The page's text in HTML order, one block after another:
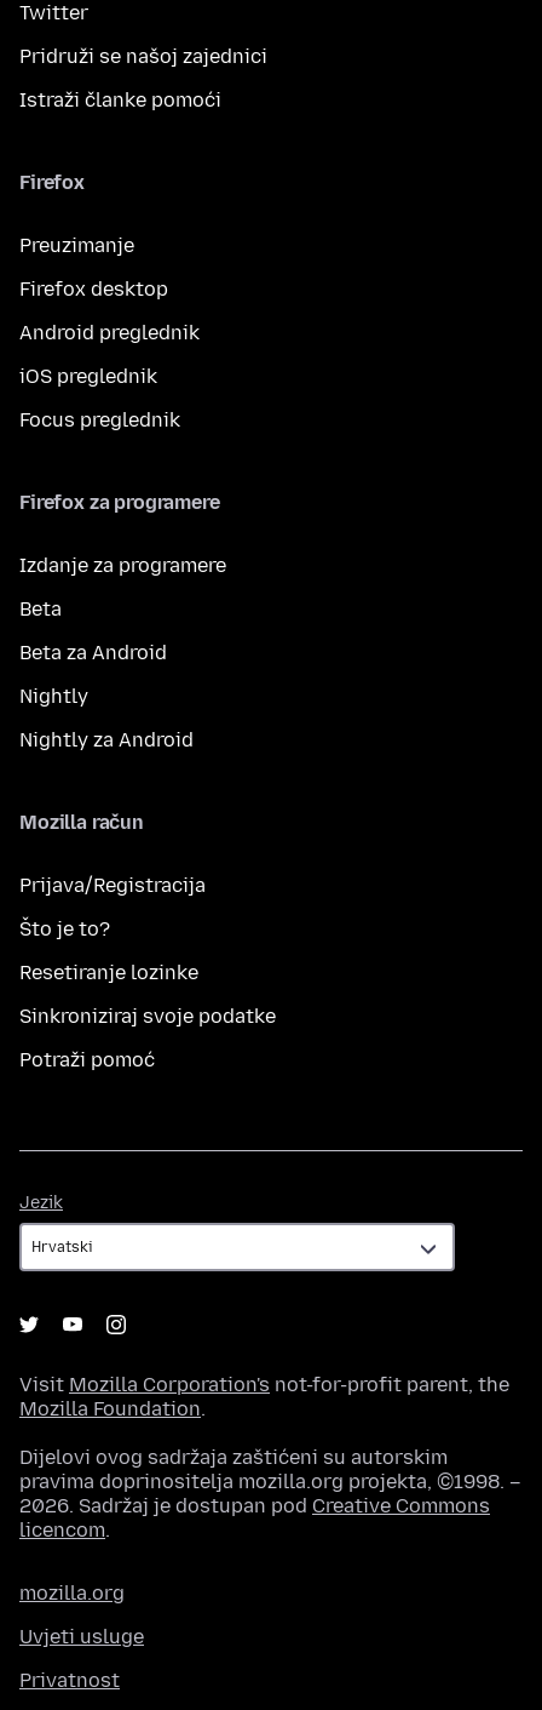
Twitter
Pridruži se našoj zajednici
Istraži članke pomoći
Firefox
Preuzimanje
Firefox desktop
Android preglednik
iOS preglednik
Focus preglednik
Firefox za programere
Izdanje za programere
Beta
Beta za Android
Nightly
Nightly za Android
Mozilla račun
Prijava/Registracija
Što je to?
Resetiranje lozinke
Sinkroniziraj svoje podatke
Potraži pomoć
Jezik
Visit Mozilla Corporation's not-for-profit parent, the
Mozilla Foundation.
Dijelovi ovog sadržaja zaštićeni su autorskim
pravima doprinositelja mozilla.org projekta, ©1998. –
2026. Sadržaj je dostupan pod Creative Commons
licencom.
mozilla.org
Uvjeti usluge
Privatnost